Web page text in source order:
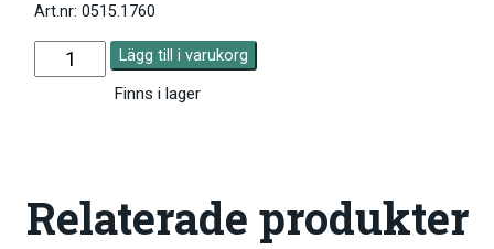
Art.nr: 0515.1760
Lägg till i varukorg
Finns i lager
Relaterade produkter